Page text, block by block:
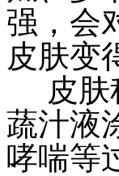
强，会
皮肤变
皮肤
蔬汁液
哮喘等